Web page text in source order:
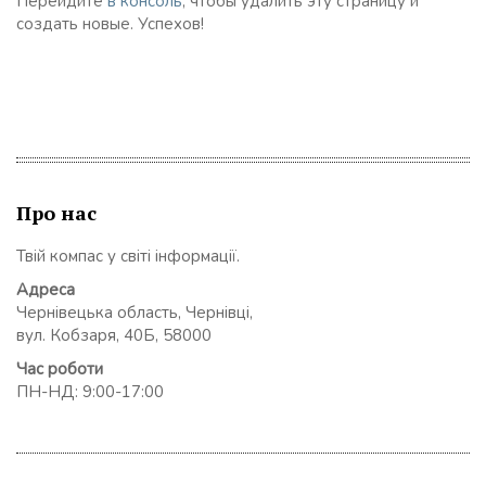
создать новые. Успехов!
Про нас
Твій компас у світі інформації.
Адреса
Чернівецька область, Чернівці,
вул. Кобзаря, 40Б, 58000
Час роботи
ПН-НД: 9:00-17:00